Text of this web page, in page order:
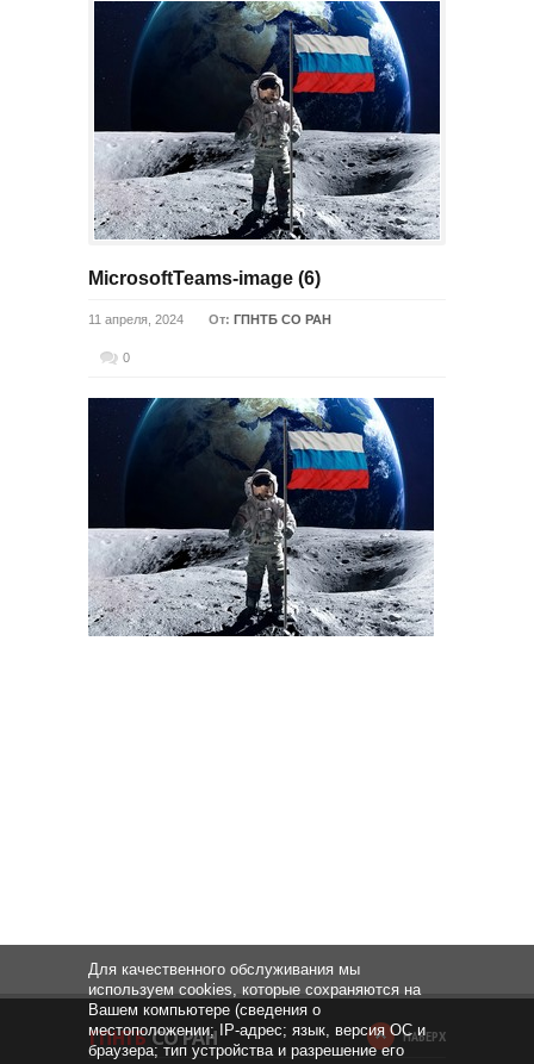
MicrosoftTeams-image (6)
11 апреля, 2024 От: ГПНТБ СО РАН
0
НАВЕРХ
Для качественного обслуживания мы
используем cookies, которые сохраняются на
Вашем компьютере (сведения о
местоположении; IP-адрес; язык, версия ОС и
браузера; тип устройства и разрешение его